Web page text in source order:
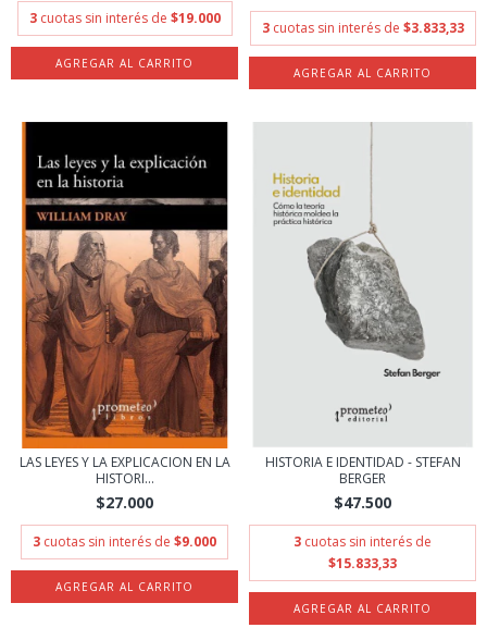
3 cuotas sin interés de $19.000
3 cuotas sin interés de $3.833,33
LAS LEYES Y LA EXPLICACION EN LA
HISTORI...
$27.000
3 cuotas sin interés de $9.000
HISTORIA E IDENTIDAD - STEFAN
BERGER
$47.500
3 cuotas sin interés de
$15.833,33